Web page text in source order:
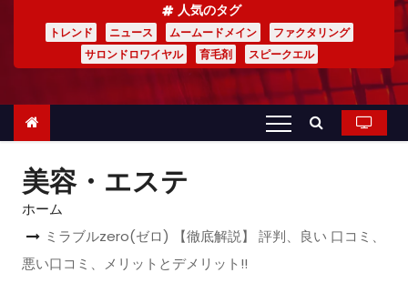
人気のタグ
トレンド ニュース ムームードメイン
ファクタリング
サロンドロワイヤル
育毛剤 スピークエル
美容・エステ
ホーム
ミラブルzero(ゼロ) 【徹底解説】 評判、良い 口コミ、
悪い口コミ、メリットとデメリット!!